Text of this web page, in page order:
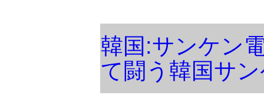
韓国:サンケン
て闘う韓国サ